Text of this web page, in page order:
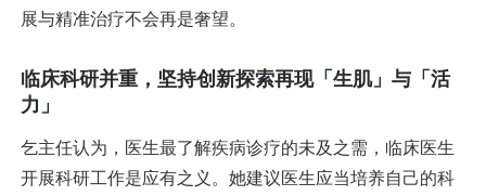
展与精准治疗不会再是奢望。
临床科研并重，坚持创新探索再现「生肌」与「活
力」
乞主任认为，医生最了解疾病诊疗的未及之需，临床医生
开展科研工作是应有之义。她建议医生应当培养自己的科